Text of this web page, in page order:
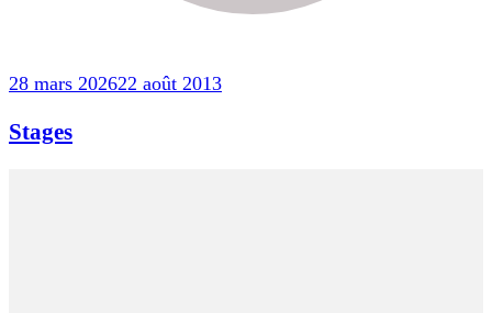
28 mars 202622 août 2013
Stages